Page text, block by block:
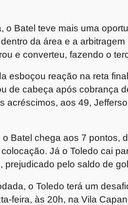
o Batel teve mais uma
da área e a
e converteu, fazendo o
esboçou reação na reta
de cabeça após cobrança
acréscimos, aos 49,
o Batel chega aos 7 pontos,
Já o Toledo cai
prejudicado pelo saldo de
o Toledo terá um
feira, às 20h, na Vila